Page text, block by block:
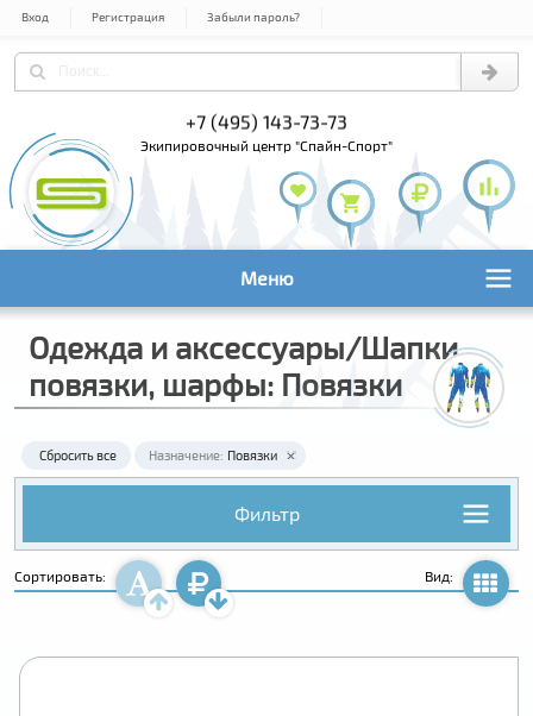
Вход Регистрация Забыли пароль?
+7 (495) 143-73-73
экипировочный центр "Спайн-Спорт"
Меню
Одежда и аксессуары/Шапки,
повязки, шарфы: Повязки
Сбросить все Назначение: Повязки
Фильтр
Сортировать: Вид: